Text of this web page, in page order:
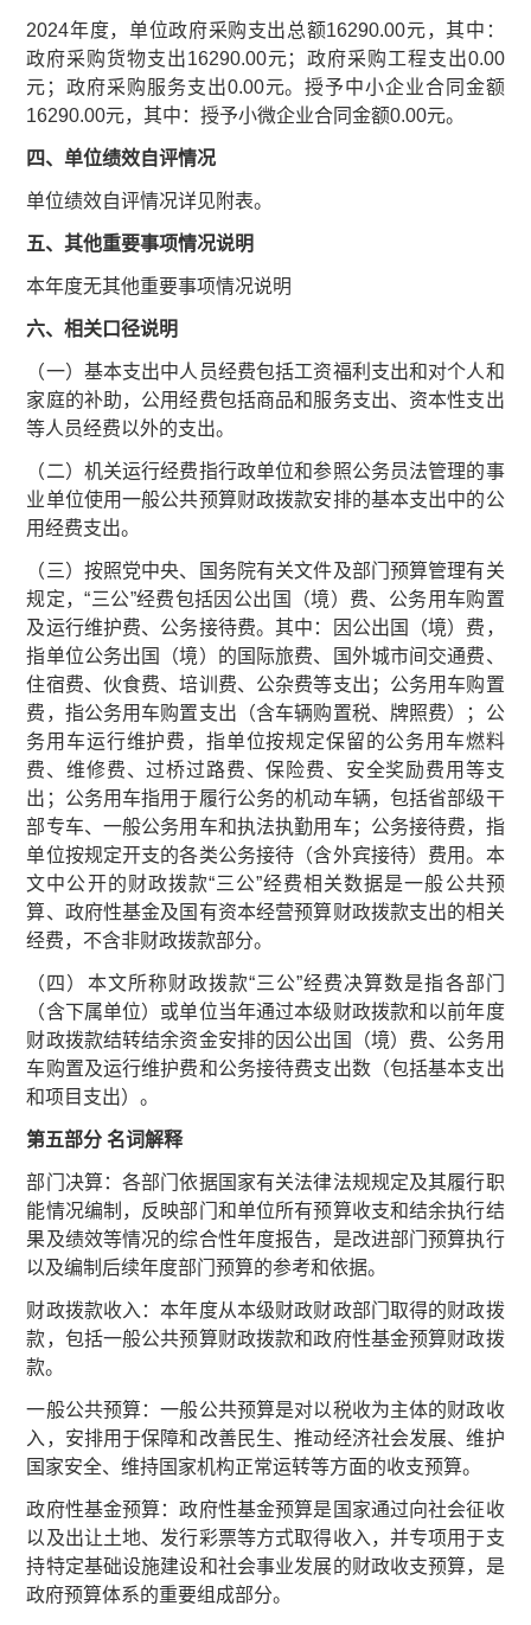
2024年度，单位政府采购支出总额16290.00元，其中：
政府采购货物支出16290.00元；政府采购工程支出0.00
元；政府采购服务支出0.00元。授予中小企业合同金额
16290.00元，其中：授予小微企业合同金额0.00元。
四、单位绩效自评情况
单位绩效自评情况详见附表。
五、其他重要事项情况说明
本年度无其他重要事项情况说明
六、相关口径说明
（一）基本支出中人员经费包括工资福利支出和对个人和
家庭的补助，公用经费包括商品和服务支出、资本性支出
等人员经费以外的支出。
（二）机关运行经费指行政单位和参照公务员法管理的事
业单位使用一般公共预算财政拨款安排的基本支出中的公
用经费支出。
（三）按照党中央、国务院有关文件及部门预算管理有关
规定，“三公”经费包括因公出国（境）费、公务用车购置
及运行维护费、公务接待费。其中：因公出国（境）费，
指单位公务出国（境）的国际旅费、国外城市间交通费、
住宿费、伙食费、培训费、公杂费等支出；公务用车购置
费，指公务用车购置支出（含车辆购置税、牌照费）；公
务用车运行维护费，指单位按规定保留的公务用车燃料
费、维修费、过桥过路费、保险费、安全奖励费用等支
出；公务用车指用于履行公务的机动车辆，包括省部级干
部专车、一般公务用车和执法执勤用车；公务接待费，指
单位按规定开支的各类公务接待（含外宾接待）费用。本
文中公开的财政拨款“三公”经费相关数据是一般公共预
算、政府性基金及国有资本经营预算财政拨款支出的相关
经费，不含非财政拨款部分。
（四）本文所称财政拨款“三公”经费决算数是指各部门
（含下属单位）或单位当年通过本级财政拨款和以前年度
财政拨款结转结余资金安排的因公出国（境）费、公务用
车购置及运行维护费和公务接待费支出数（包括基本支出
和项目支出）。
第五部分 名词解释
部门决算：各部门依据国家有关法律法规规定及其履行职
能情况编制，反映部门和单位所有预算收支和结余执行结
果及绩效等情况的综合性年度报告，是改进部门预算执行
以及编制后续年度部门预算的参考和依据。
财政拨款收入：本年度从本级财政财政部门取得的财政拨
款，包括一般公共预算财政拨款和政府性基金预算财政拨
款。
一般公共预算：一般公共预算是对以税收为主体的财政收
入，安排用于保障和改善民生、推动经济社会发展、维护
国家安全、维持国家机构正常运转等方面的收支预算。
政府性基金预算：政府性基金预算是国家通过向社会征收
以及出让土地、发行彩票等方式取得收入，并专项用于支
持特定基础设施建设和社会事业发展的财政收支预算，是
政府预算体系的重要组成部分。